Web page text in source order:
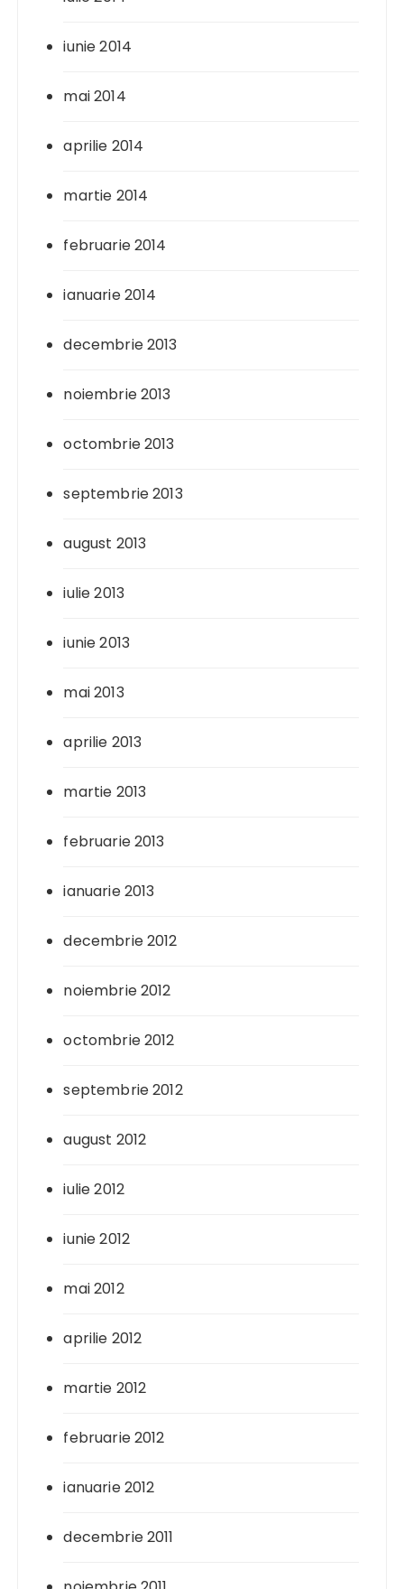
iunie 2014
mai 2014
aprilie 2014
martie 2014
februarie 2014
ianuarie 2014
decembrie 2013
noiembrie 2013
octombrie 2013
septembrie 2013
august 2013
iulie 2013
iunie 2013
mai 2013
aprilie 2013
martie 2013
februarie 2013
ianuarie 2013
decembrie 2012
noiembrie 2012
octombrie 2012
septembrie 2012
august 2012
iulie 2012
iunie 2012
mai 2012
aprilie 2012
martie 2012
februarie 2012
ianuarie 2012
decembrie 2011